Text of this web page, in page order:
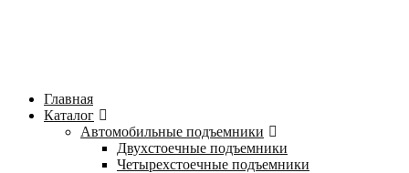
Главная
Каталог
Автомобильные подъемники
Двухстоечные подъемники
Четырехстоечные подъемники